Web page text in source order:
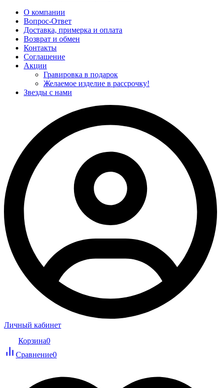
О компании
Вопрос-Ответ
Доставка, примерка и оплата
Возврат и обмен
Контакты
Соглашение
Акции
Гравировка в подарок
Желаемое изделие в рассрочку!
Звезды с нами
Личный кабинет
Корзина0
Сравнение0